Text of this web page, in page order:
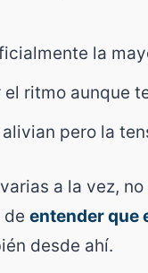
la
el ritmo aunque
pero la
a la vez,
de entender que
desde ahí.